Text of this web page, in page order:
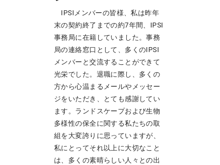
IPSIメンバーの皆様、私は昨年
末の契約終了までの約7年間、IPSI
事務局に在籍していました。事務
局の連絡窓口として、多くのIPSI
メンバーと交流することができて
光栄でした。退職に際し、多くの
方から心温まるメールやメッセー
ジをいただき、とても感謝してい
ます。ランドスケープおよび生物
多様性の保全に関する私たちの取
組を大変誇りに思っていますが、
私にとってそれ以上に大切なこと
は、多くの素晴らしい人々との出